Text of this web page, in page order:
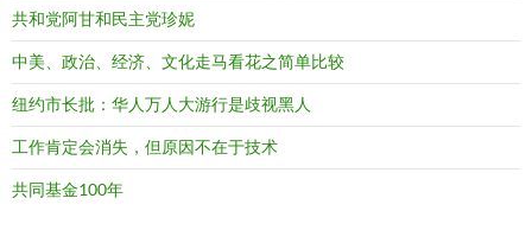
共和党阿甘和民主党珍妮
中美、政治、经济、文化走马看花之简单比较
纽约市长批：华人万人大游行是歧视黑人
工作肯定会消失，但原因不在于技术
共同基金100年